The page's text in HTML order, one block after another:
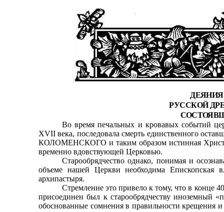
РУССКОЙ
Во время печальных и кровавых событий
XVII века, последовала смерть единственного
КОЛОМЕНСКОГО и таким образом истинная
временно вдовствующей Церковью.
Старообрядчество однако, понимая и
объеме нашей Церкви необходима Епископская
архипастыря.
Стремление это привело к тому, что в конце
присоединен был к старообрядчеству
обоснованные сомнения в правильности крещения